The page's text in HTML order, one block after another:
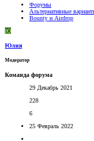
Форумы
Альтернативные
Bounty и Airdrop
Ю
Юлия
Модератор
Команда форума
29 Декабрь 2021
228
6
25 Февраль 2022